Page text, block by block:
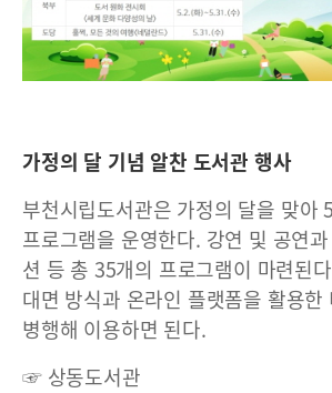
가정의 달 기념 알찬 도서관 행사
부천시립도서관은 가정의 달을 맞아
프로그램을 운영한다. 강연 및 공연
션 등 총 35개의 프로그램이 마련된
대면 방식과 온라인 플랫폼을 활용한
병행해 이용하면 된다.
☞ 상동도서관